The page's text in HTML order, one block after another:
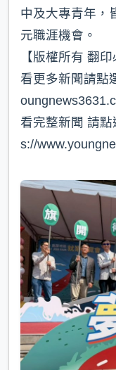
中及大專青年，
元職涯機會。
【版權所有 翻
看更多新聞請點
看完整新聞 請
s://